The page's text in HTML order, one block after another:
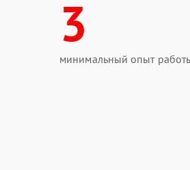
3
минимальный опыт